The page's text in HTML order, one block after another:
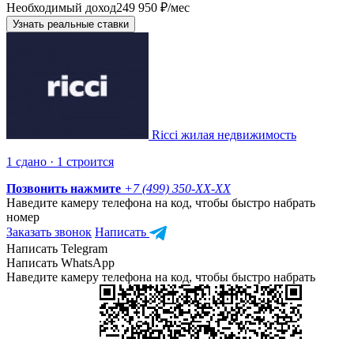
Необходимый доход249 950 ₽/мес
Узнать реальные ставки
Ricci жилая недвижимость
1 сдано · 1 строится
Позвонить нажмите +7 (499) 350-XX-XX
Наведите камеру телефона на код, чтобы быстро набрать
номер
Заказать звонок Написать
Написать Telegram
Написать WhatsApp
Наведите камеру телефона на код, чтобы быстро набрать